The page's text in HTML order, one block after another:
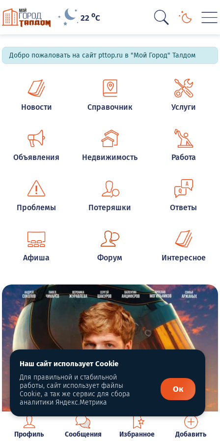
22oC
Добро пожаловать на сайт pttop.ru в "Мой Город" Талдом
Новости Справочник Услуги
Объявления Недвижимость Работа
Проблемы Потеряшки Ответы
Афиша Форум Интересное
Профиль Сообщения Избранное Добавить
Наш сайт использует Cookie
Для правильной и стабильной
работы, сайт использует файлы
Cookie, а так же сервис для сбора
аналитики Яндекс.Метрика
Ок